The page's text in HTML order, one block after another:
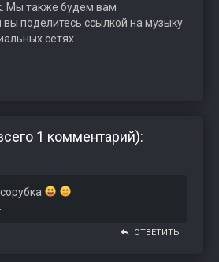
Мы также будем вам
вы поделитесь ссылкой на музыку
сетях.
1 комментарий):
ОТВЕТИТЬ